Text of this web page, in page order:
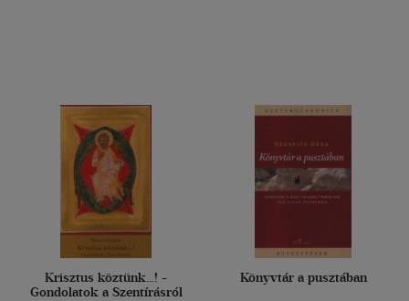
Krisztus köztünk...! -
Gondolatok a Szentírásról
Könyvtár a pusztában